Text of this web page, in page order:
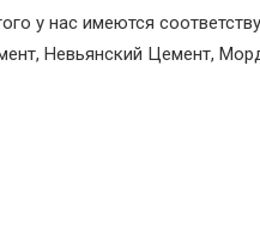
у нас имеются
Невьянский Цемент,